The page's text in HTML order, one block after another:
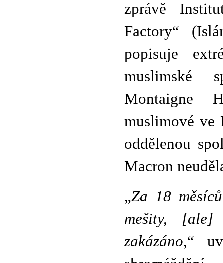
zprávě
Factory“
popisuje
muslimské
Montaigne
muslimové ve
oddělenou
Macron
„Za 18
mešity, [ale]
zakázáno,“